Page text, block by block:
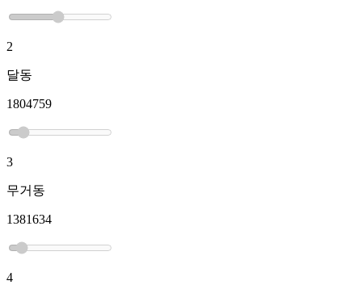
2
달동
1804759
3
무거동
1381634
4